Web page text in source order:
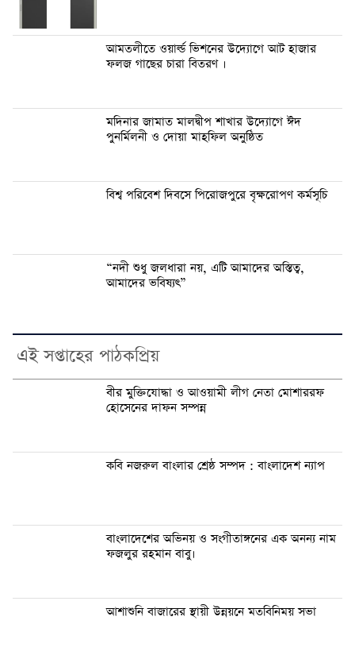
আমতলীতে ওয়ার্ল্ড ভিশনের উদ্যোগে আট হাজার
ফলজ গাছের চারা বিতরণ ।
মদিনার জামাত মালদ্বীপ শাখার উদ্যোগে ঈদ
পুনর্মিলনী ও দোয়া মাহফিল অনুষ্ঠিত
বিশ্ব পরিবেশ দিবসে পিরোজপুরে বৃক্ষরোপণ কর্মসূচি
“নদী শুধু জলধারা নয়, এটি আমাদের অস্তিত্ব,
আমাদের ভবিষ্যৎ”
এই সপ্তাহের পাঠকপ্রিয়
বীর মুক্তিযোদ্ধা ও আওয়ামী লীগ নেতা মোশাররফ
হোসেনের দাফন সম্পন্ন
কবি নজরুল বাংলার শ্রেষ্ঠ সম্পদ : বাংলাদেশ ন্যাপ
বাংলাদেশের অভিনয় ও সংগীতাঙ্গনের এক অনন্য নাম
ফজলুর রহমান বাবু।
আশাশুনি বাজারের স্থায়ী উন্নয়নে মতবিনিময় সভা